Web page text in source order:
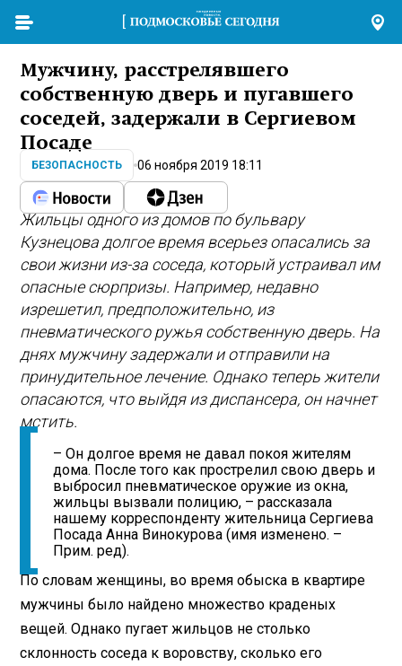
Мужчину, расстрелявшего
собственную дверь и пугавшего
соседей, задержали в Сергиевом
Посаде
БЕЗОПАСНОСТЬ 06 ноября 2019 18:11
Жильцы одного из домов по бульвару
Кузнецова долгое время всерьез опасались за
свои жизни из-за соседа, который устраивал им
опасные сюрпризы. Например, недавно
изрешетил, предположительно, из
пневматического ружья собственную дверь. На
днях мужчину задержали и отправили на
принудительное лечение. Однако теперь жители
опасаются, что выйдя из диспансера, он начнет
мстить.
– Он долгое время не давал покоя жителям
дома. После того как прострелил свою дверь и
выбросил пневматическое оружие из окна,
жильцы вызвали полицию, – рассказала
нашему корреспонденту жительница Сергиева
Посада Анна Винокурова (имя изменено. –
Прим. ред).
По словам женщины, во время обыска в квартире
мужчины было найдено множество краденых
вещей. Однако пугает жильцов не столько
склонность соседа к воровству, сколько его